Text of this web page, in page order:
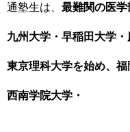
通塾生は、 最難関の医
九州大学・ 早稲田大学
東京理科大学を始め、福
西南学院大学 ・